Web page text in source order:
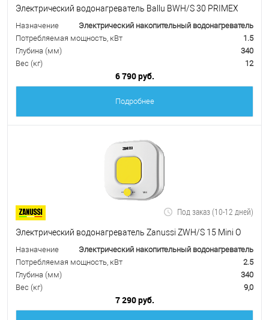
Электрический водонагреватель Ballu BWH/S 30 PRIMEX
Назначение
Электрический накопительный водонагреватель
Потребляемая мощность, кВт
1.5
Глубина (мм)
340
Вес (кг)
12
6 790 руб.
Подробнее
Под заказ (10-12 дней)
Электрический водонагреватель Zanussi ZWH/S 15 Mini O
Назначение
Электрический накопительный водонагреватель
Потребляемая мощность, кВт
2.5
Глубина (мм)
340
Вес (кг)
9,0
7 290 руб.